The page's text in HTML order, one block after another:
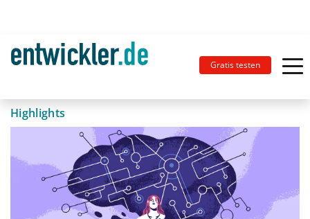
Gratis testen
Highlights